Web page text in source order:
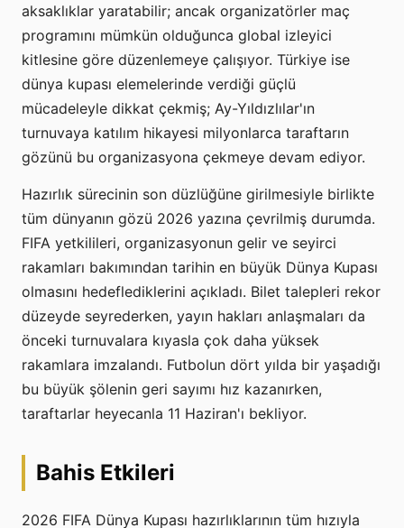
aksaklıklar yaratabilir; ancak organizatörler maç
programını mümkün olduğunca global izleyici
kitlesine göre düzenlemeye çalışıyor. Türkiye ise
dünya kupası elemelerinde verdiği güçlü
mücadeleyle dikkat çekmiş; Ay-Yıldızlılar'ın
turnuvaya katılım hikayesi milyonlarca taraftarın
gözünü bu organizasyona çekmeye devam ediyor.
Hazırlık sürecinin son düzlüğüne girilmesiyle birlikte
tüm dünyanın gözü 2026 yazına çevrilmiş durumda.
FIFA yetkilileri, organizasyonun gelir ve seyirci
rakamları bakımından tarihin en büyük Dünya Kupası
olmasını hedeflediklerini açıkladı. Bilet talepleri rekor
düzeyde seyrederken, yayın hakları anlaşmaları da
önceki turnuvalara kıyasla çok daha yüksek
rakamlara imzalandı. Futbolun dört yılda bir yaşadığı
bu büyük şölenin geri sayımı hız kazanırken,
taraftarlar heyecanla 11 Haziran'ı bekliyor.
Bahis Etkileri
2026 FIFA Dünya Kupası hazırlıklarının tüm hızıyla